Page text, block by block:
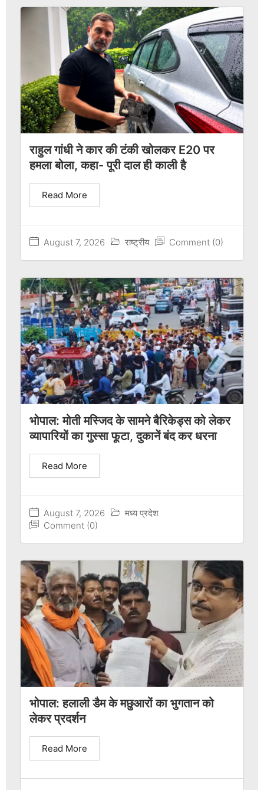
राहुल गांधी ने कार की टंकी खोलकर E20 पर
हमला बोला, कहा- पूरी दाल ही काली है
August 7, 2026 राष्ट्रीय Comment (0)
Read More
भोपाल: मोती मस्जिद के सामने बैरिकेड्स को लेकर
व्यापारियों का गुस्सा फूटा, दुकानें बंद कर धरना
August 7, 2026
मध्य प्रदेश
Comment (0)
Read More
भोपाल: हलाली डैम के मछुआरों का भुगतान को
लेकर प्रदर्शन
Read More